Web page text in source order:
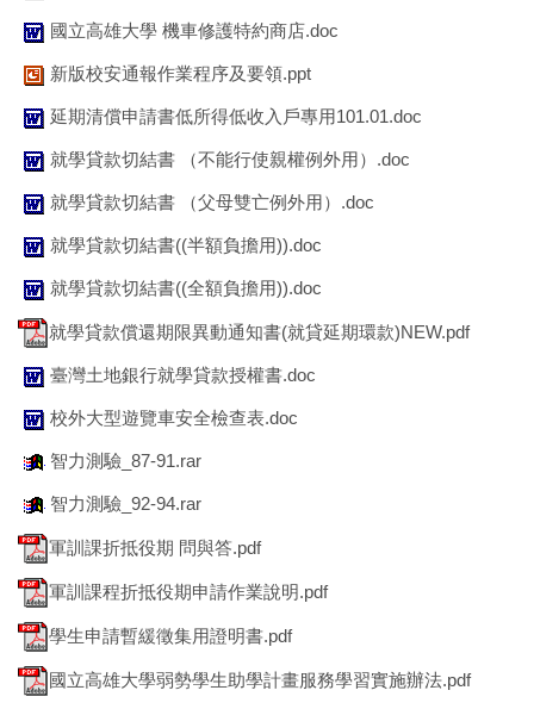
國立高雄大學 機車修護特約商店.doc
新版校安通報作業程序及要領.ppt
延期清償申請書低所得低收入戶專用101.01.doc
就學貸款切結書 （不能行使親權例外用）.doc
就學貸款切結書 （父母雙亡例外用）.doc
就學貸款切結書((半額負擔用)).doc
就學貸款切結書((全額負擔用)).doc
就學貸款償還期限異動通知書(就貸延期環款)NEW.pdf
臺灣土地銀行就學貸款授權書.doc
校外大型遊覽車安全檢查表.doc
智力測驗_87-91.rar
智力測驗_92-94.rar
軍訓課折抵役期 問與答.pdf
軍訓課程折抵役期申請作業說明.pdf
學生申請暫緩徵集用證明書.pdf
國立高雄大學弱勢學生助學計畫服務學習實施辦法.pdf